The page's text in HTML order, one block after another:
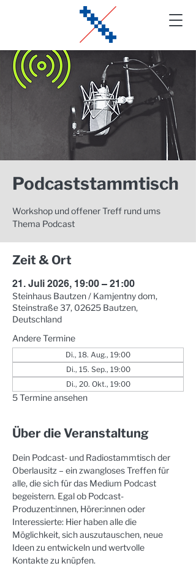
Podcaststammtisch
Workshop und offener Treff rund ums
Thema Podcast
Zeit & Ort
21. Juli 2026, 19:00 – 21:00
Steinhaus Bautzen / Kamjentny dom,
Steinstraße 37, 02625 Bautzen,
Deutschland
Andere Termine
Di., 18. Aug., 19:00
Di., 15. Sep., 19:00
Di., 20. Okt., 19:00
5 Termine ansehen
Über die Veranstaltung
Dein Podcast- und Radiostammtisch der
Oberlausitz – ein zwangloses Treffen für
alle, die sich für das Medium Podcast
begeistern. Egal ob Podcast-
Produzent:innen, Hörer:innen oder
Interessierte: Hier haben alle die
Möglichkeit, sich auszutauschen, neue
Ideen zu entwickeln und wertvolle
Kontakte zu knüpfen.